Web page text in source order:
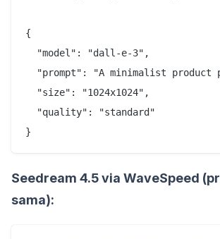
{
  "model": "dall-e-3",
"prompt": "A minimalist product
  "size": "1024x1024",
  "quality": "standard"
Seedream 4.5 via WaveSpeed
sama):